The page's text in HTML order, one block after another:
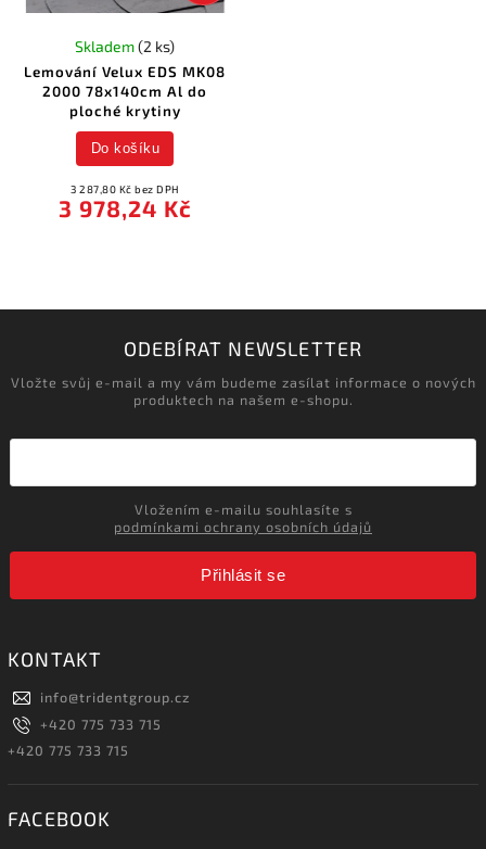
Lemování Velux EDS MK08
2000 78x140cm Al do
ploché krytiny
Skladem(2 ks)
3 287,80 Kč bez DPH
3 978,24 Kč
Do košíku
ODEBÍRAT NEWSLETTER
Vložte svůj e-mail a my vám budeme zasílat informace o nových
produktech na našem e-shopu.
podmínkami ochrany osobních údajů
Přihlásit se
KONTAKT
info@tridentgroup.cz
+420 775 733 715
+420 775 733 715
FACEBOOK